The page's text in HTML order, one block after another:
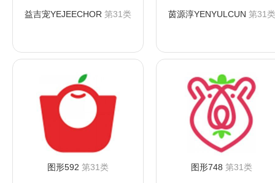
益吉宠YEJEECHOR 第31类 茵源淳YENYULCUN 第31类
图形592 第31类 图形748 第31类